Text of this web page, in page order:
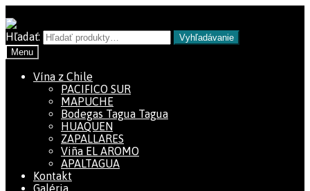
Hľadať:
Vyhľadávanie
Menu
Vína z Chile
PACIFICO SUR
MAPUCHE
Bodegas Tagua Tagua
HUAQUEN
ZAPALLARES
Viña EL AROMO
APALTAGUA
Kontakt
Galéria